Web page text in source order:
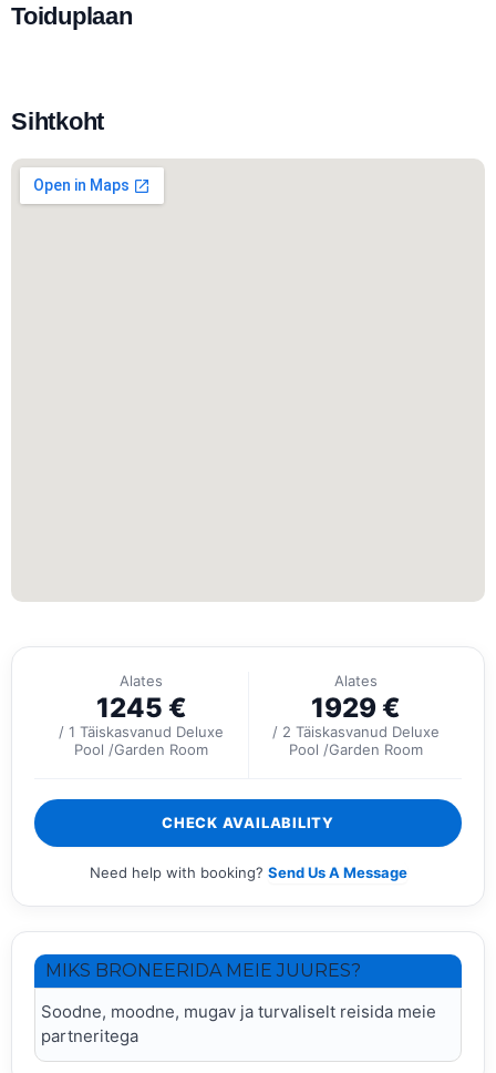
Toiduplaan
Sihtkoht
Alates
1245 €
/ 1 Täiskasvanud Deluxe
Pool /Garden Room
Alates
1929 €
/ 2 Täiskasvanud Deluxe
Pool /Garden Room
CHECK AVAILABILITY
Need help with booking? Send Us A Message
MIKS BRONEERIDA MEIE JUURES?
Soodne, moodne, mugav ja turvaliselt reisida meie
partneritega